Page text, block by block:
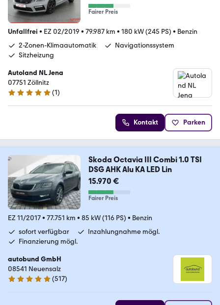
Fairer Preis
Unfallfrei • EZ 02/2019 • 79.987 km • 180 kW (245 PS) • Benzin
2-Zonen-Klimaautomatik
Navigationssystem
Sitzheizung
Autoland NL Jena
07751 Zöllnitz
5 Sterne
(1)
Kontakt Parken
Skoda Octavia III Combi 1.0 TSI
DSG AHK Alu KA LED Lin
15.970 €
Fairer Preis
EZ 11/2017• 77.751 km • 85 kW (116 PS) • Benzin
sofort verfügbar
Inzahlungnahme mögl.
Finanzierung mögl.
autobund GmbH
08541 Neuensalz
4.8 Sterne
(517)